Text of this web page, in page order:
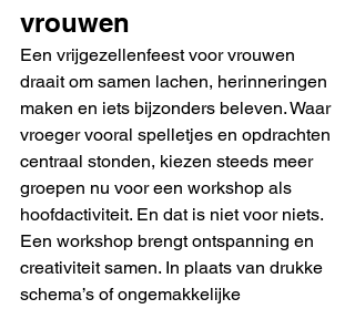
vrouwen
Een vrijgezellenfeest voor vrouwen
draait om samen lachen, herinneringen
maken en iets bijzonders beleven. Waar
vroeger vooral spelletjes en opdrachten
centraal stonden, kiezen steeds meer
groepen nu voor een workshop als
hoofdactiviteit. En dat is niet voor niets.
Een workshop brengt ontspanning en
creativiteit samen. In plaats van drukke
schema’s of ongemakkelijke